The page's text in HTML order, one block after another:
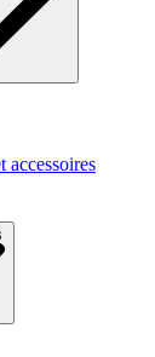
accessoires